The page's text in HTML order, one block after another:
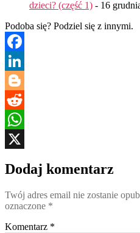
dzieci? (część 1) - 16
Podoba się? Podziel się z innymi.
Facebook
LinkedIn
Blogger
Reddit
WhatsApp
Dodaj komentarz
Twój adres email nie zostanie
oznaczone *
Komentarz *